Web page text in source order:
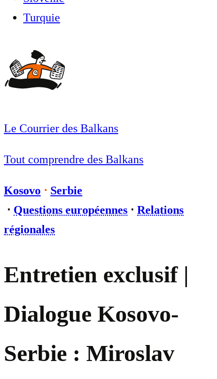
Turquie
Le Courrier des Balkans
Tout comprendre des Balkans
Kosovo ⋅ Serbie
⋅ Questions européennes ⋅ Relations
régionales
Entretien exclusif |
Dialogue Kosovo-
Serbie : Miroslav